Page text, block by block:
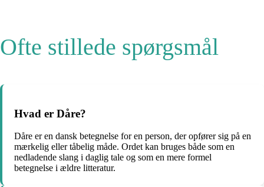
Ofte stillede spørgsmål
Hvad er Dåre?
Dåre er en dansk betegnelse for en person, der opfører sig på en
mærkelig eller tåbelig måde. Ordet kan bruges både som en
nedladende slang i daglig tale og som en mere formel
betegnelse i ældre litteratur.